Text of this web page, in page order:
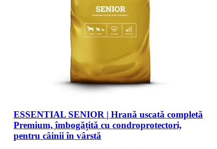
ESSENTIAL SENIOR | Hrană uscată completă
Premium, îmbogățită cu condroprotectori,
pentru câinii în vârstă